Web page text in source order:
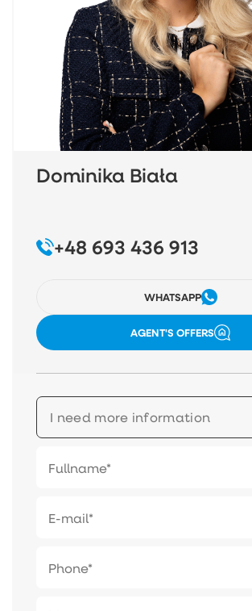
Dominika Biała
+48 693 436 913
WHATSAPP
AGENT'S OFFERS
I need more information